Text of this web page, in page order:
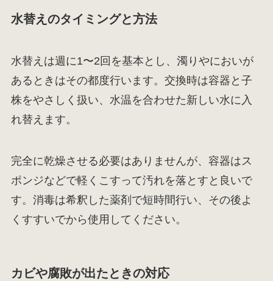
水替えのタイミングと方法
水替えは週に1〜2回を基本とし、濁りやにおいが
あるときはその都度行います。交換時は容器と子
株をやさしく扱い、水温を合わせた新しい水に入
れ替えます。
完全に乾燥させる必要はありませんが、容器はス
ポンジなどで軽くこすって汚れを落とすと良いで
す。消毒は希釈した薬剤で短時間行い、その後よ
くすすいでから使用してください。
カビや腐敗が出たときの対応